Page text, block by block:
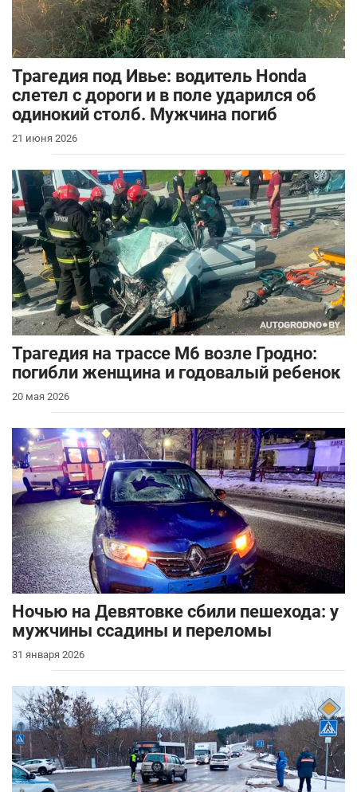
Трагедия под Ивье: водитель Honda
слетел с дороги и в поле ударился об
одинокий столб. Мужчина погиб
21 июня 2026
Трагедия на трассе М6 возле Гродно:
погибли женщина и годовалый ребенок
20 мая 2026
Ночью на Девятовке сбили пешехода: у
мужчины ссадины и переломы
31 января 2026